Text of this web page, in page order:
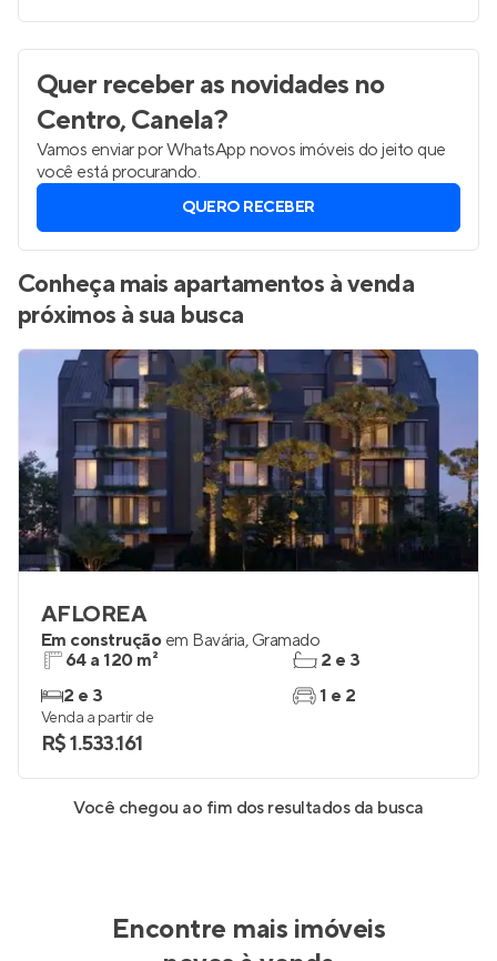
Quer receber as novidades no
Centro, Canela?
Vamos enviar por WhatsApp novos imóveis do jeito que
você está procurando.
QUERO RECEBER
Conheça mais apartamentos à venda
próximos à sua busca
AFLOREA
Em construção em Bavária, Gramado
64 a 120 m²
2 e 3
2 e 3
1 e 2
Venda a partir de
R$ 1.533.161
Você chegou ao fim dos resultados da busca
Encontre mais imóveis